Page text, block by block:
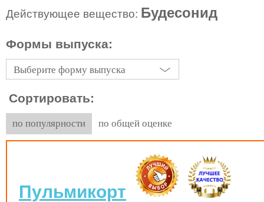
Действующее вещество: Будесонид
Формы выпуска:
Выберите форму выпуска
Сортировать:
по популярности по общей оценке
Пульмикорт